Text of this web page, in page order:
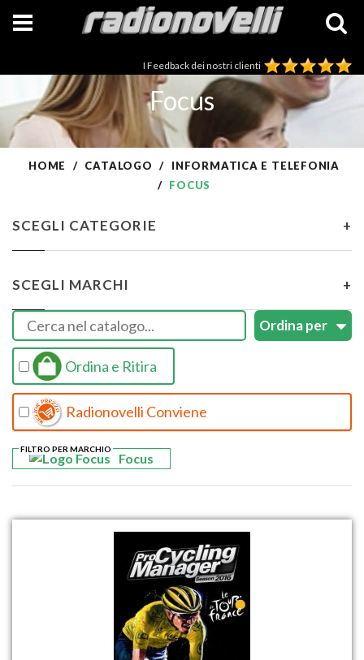
I Feedback dei nostri clienti
Focus
HOME CATALOGO
INFORMATICA E TELEFONIA
FOCUS
SCEGLI CATEGORIE +
SCEGLI MARCHI +
Ordina e Ritira
Radionovelli Conviene
Focus
FILTRO PER MARCHIO